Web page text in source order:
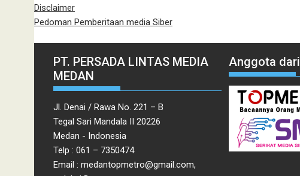
Disclaimer
Pedoman Pemberitaan media Siber
PT. PERSADA LINTAS MEDIA
MEDAN
Jl. Denai / Rawa No. 221 – B
Tegal Sari Mandala II 20226
Medan - Indonesia
Telp : 061 – 7350474
Email : medantopmetro@gmail.com,
Anggota dari